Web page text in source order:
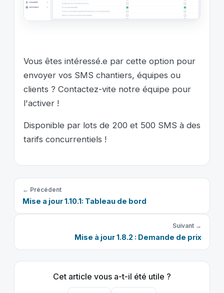
Vous êtes intéressé.e par cette option pour
envoyer vos SMS chantiers, équipes ou
clients ? Contactez-vite notre équipe pour
l'activer !
Disponible par lots de 200 et 500 SMS à des
tarifs concurrentiels !
← Précédent
Mise a jour 1.10.1: Tableau de bord
Suivant →
Mise à jour 1.8.2 : Demande de prix
Cet article vous a-t-il été utile ?